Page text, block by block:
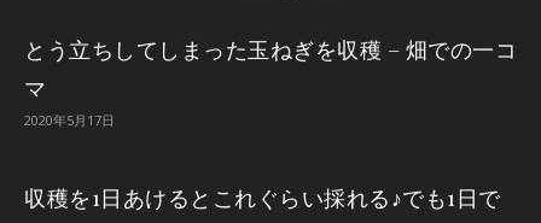
とう立ちしてしまった玉ねぎを収穫 – 畑での一コ
マ
2020年5月17日
収穫を1日あけるとこれぐらい採れる♪でも1日で